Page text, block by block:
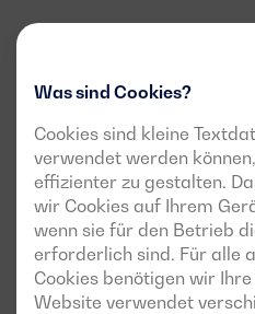
Was sind Cookies?
Cookies sind kleine
verwendet werden
effizienter zu gestalten.
wir Cookies auf Ihrem
wenn sie für den Betrieb
erforderlich sind. Für alle
Cookies benötigen wir
Website verwendet
Angebote,
alles über die neuesten
Veranstaltungen
Email
Ich bin damit
Newsletter auf dem